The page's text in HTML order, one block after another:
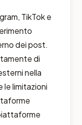
TikTok e
dei post.
di
nella
limitazioni